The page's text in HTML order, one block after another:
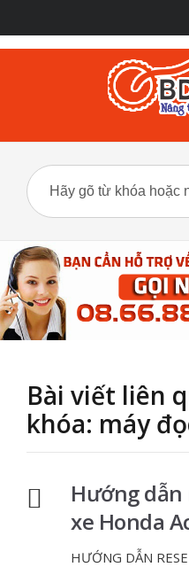
Bài viết liên
khóa: máy
Hướng dẫn
xe Honda
HƯỚNG DẪN